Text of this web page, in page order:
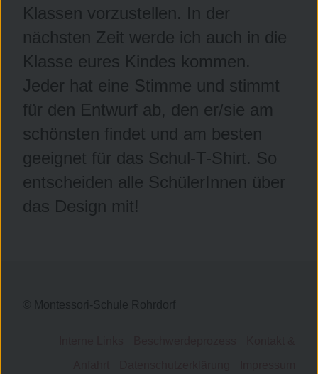
Klassen vorzustellen. In der
nächsten Zeit werde ich auch in die
Klasse eures Kindes kommen.
Jeder hat eine Stimme und stimmt
für den Entwurf ab, den er/sie am
schönsten findet und am besten
geeignet für das Schul-T-Shirt. So
entscheiden alle SchülerInnen über
das Design mit!